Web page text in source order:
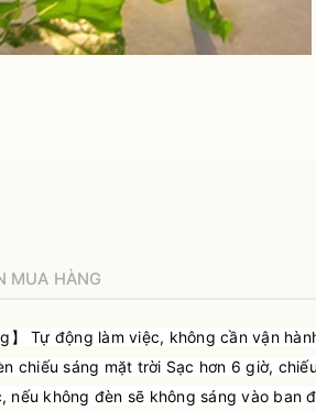
MUA HÀNG
】 Tự động làm việc, không cần vận
chiếu sáng mặt trời Sạc hơn 6 giờ,
không đèn sẽ không sáng vào ban